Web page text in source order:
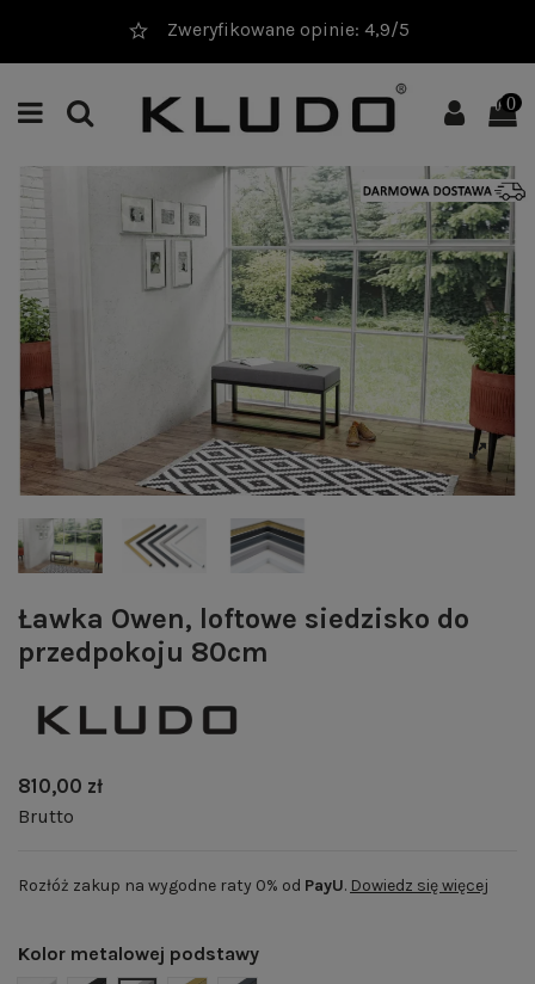
Zweryfikowane opinie: 4,9/5
0
Ławka Owen, loftowe siedzisko do
przedpokoju 80cm
810,00 zł
Brutto
Rozłóż zakup na wygodne raty 0% od PayU. Dowiedz się więcej
Kolor metalowej podstawy